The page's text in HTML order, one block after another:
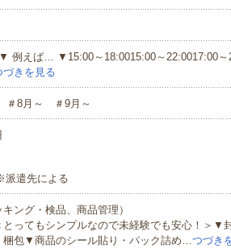
例えば… ▼15:00～18:0015:00～22:0017:00～
づきを見る
8月～ ＃9月～
遣先による
ング・検品、商品管理）
とってもシンプルなので未経験でも安心！＞▼
梱包▼商品のシール貼り・パック詰め…つづき